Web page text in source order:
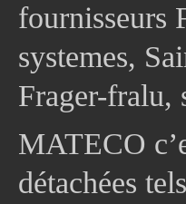
fournisseurs
systemes,
Frager-fralu,
MATECO
détachées